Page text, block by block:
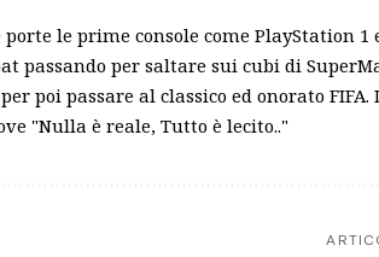
le prime console come PlayStation 1
passando per saltare sui cubi di
poi passare al classico ed onorato FIFA.
"Nulla è reale, Tutto è lecito.."